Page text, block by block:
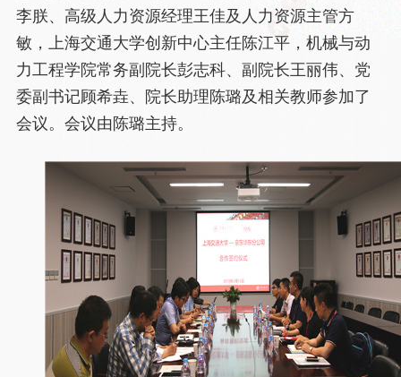
李朕、高级人力资源经理王佳及人力资源主管方
敏，上海交通大学创新中心主任陈江平，机械与动
力工程学院常务副院长彭志科、副院长王丽伟、党
委副书记顾希垚、院长助理陈璐及相关教师参加了
会议。会议由陈璐主持。